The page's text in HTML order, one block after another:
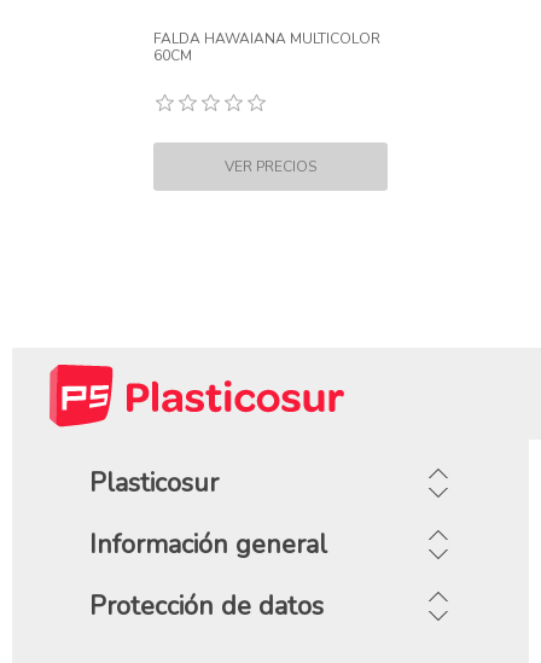
FALDA HAWAIANA MULTICOLOR
60CM
Plasticosur
Información general
Protección de datos